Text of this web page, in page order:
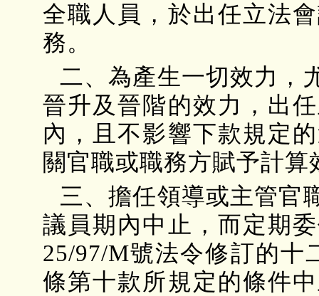
全職人員，於出任立法
務。
二、為產生一切效力，
晉升及晉階的效力，出
內，且不影響下款規定
關官職或職務方賦予計
三、擔任領導或主管官
議員期內中止，而定期
25/97/M號法令修訂的十
條第十款所規定的條件